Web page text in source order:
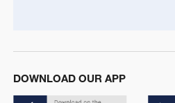
DOWNLOAD OUR APP